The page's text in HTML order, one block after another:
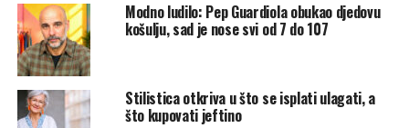
Modno ludilo: Pep Guardiola obukao djedovu
košulju, sad je nose svi od 7 do 107
Stilistica otkriva u što se isplati ulagati, a
što kupovati jeftino